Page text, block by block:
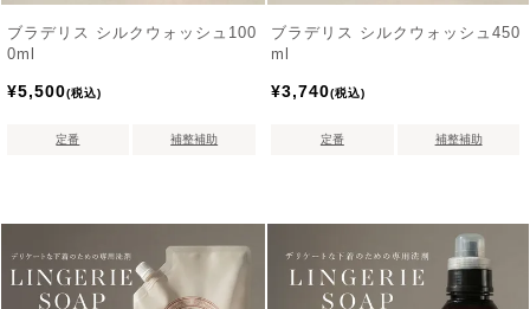
ブラデリス シルクウォッシュ100
0ml
¥5,500 税込
定番 補整補助
ブラデリス シルクウォッシュ450
ml
¥3,740 税込
定番 補整補助